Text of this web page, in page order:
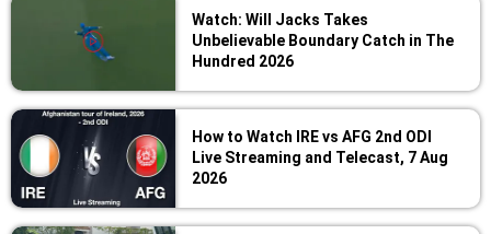
Watch: Will Jacks Takes
Unbelievable Boundary Catch in The
Hundred 2026
How to Watch IRE vs AFG 2nd ODI
Live Streaming and Telecast, 7 Aug
2026